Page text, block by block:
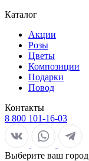
Каталог
Акции
Розы
Цветы
Композиции
Подарки
Повод
Контакты
8 800 101-16-03
Выберите ваш город